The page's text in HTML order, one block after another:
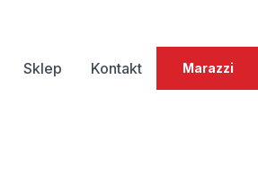
Sklep Kontakt Marazzi